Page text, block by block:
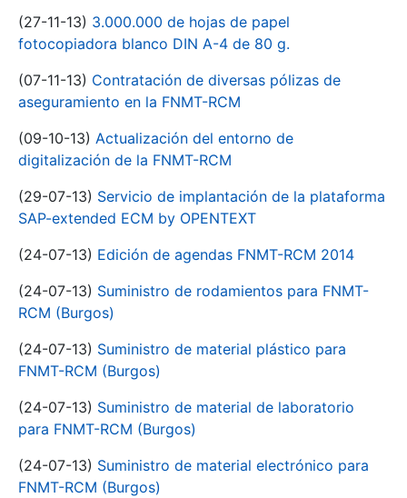
(27-11-13) 3.000.000 de hojas de papel
fotocopiadora blanco DIN A-4 de 80 g.
(07-11-13) Contratación de diversas pólizas de
aseguramiento en la FNMT-RCM
(09-10-13) Actualización del entorno de
digitalización de la FNMT-RCM
(29-07-13) Servicio de implantación de la plataforma
SAP-extended ECM by OPENTEXT
(24-07-13) Edición de agendas FNMT-RCM 2014
(24-07-13) Suministro de rodamientos para FNMT-
RCM (Burgos)
(24-07-13) Suministro de material plástico para
FNMT-RCM (Burgos)
(24-07-13) Suministro de material de laboratorio
para FNMT-RCM (Burgos)
(24-07-13) Suministro de material electrónico para
FNMT-RCM (Burgos)